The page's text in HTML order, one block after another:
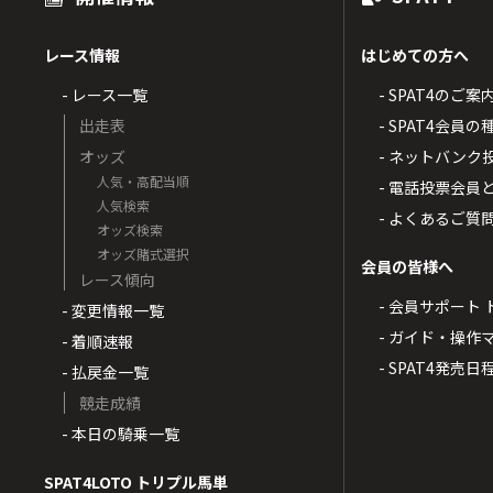
レース情報
- レース一覧
出走表
オッズ
人気・高配当順
人気検索
オッズ検索
オッズ賭式選択
レース傾向
- 変更情報一覧
- 着順速報
- 払戻金一覧
競走成績
- 本日の騎乗一覧
SPAT4LOTO トリプル馬単
はじめての方へ
- SPAT4のご案
- SPAT4会員の
- ネットバンク
- 電話投票会員
- よくあるご質
会員の皆様へ
- 会員サポート
- ガイド・操作
- SPAT4発売日